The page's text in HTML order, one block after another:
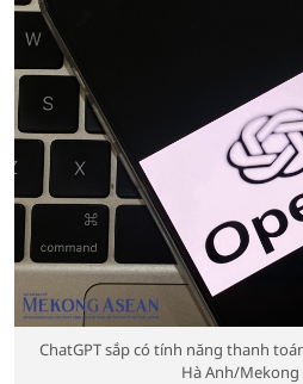
ChatGPT sắp có tính năng thanh
Hà Anh/Mekong